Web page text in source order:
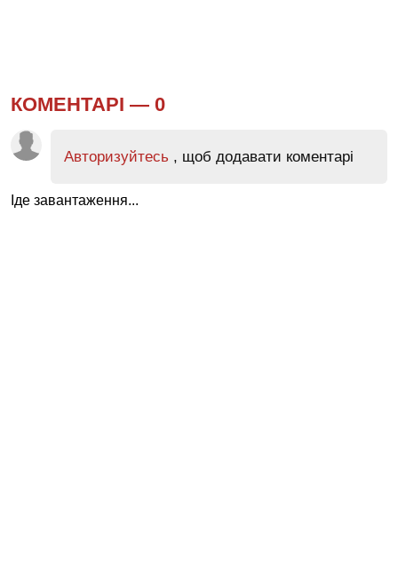
КОМЕНТАРІ — 0
Авторизуйтесь , щоб додавати коментарі
Іде завантаження...